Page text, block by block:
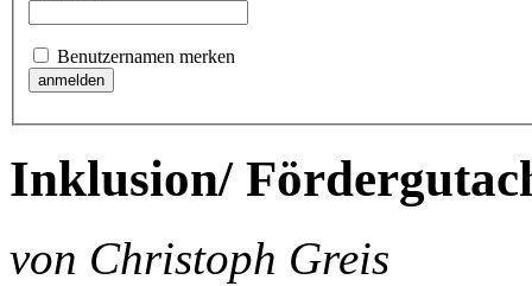
Benutzernamen merken
Inklusion/
von Christoph Greis